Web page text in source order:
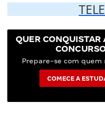
QUER CONQUISTAR
Prepare-se com quem
COMECE A